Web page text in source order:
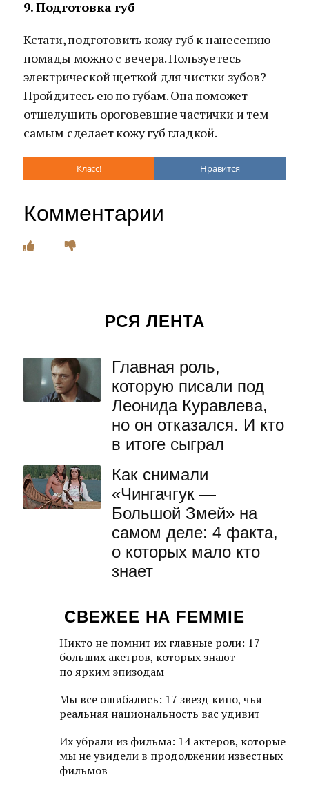
9. Подготовка губ
Кстати, подготовить кожу губ к нанесению
помады можно с вечера. Пользуетесь
электрической щеткой для чистки зубов?
Пройдитесь ею по губам. Она поможет
отшелушить ороговевшие частички и тем
самым сделает кожу губ гладкой.
Класс! Нравится
Комментарии
РСЯ ЛЕНТА
Главная роль,
которую писали под
Леонида Куравлева,
но он отказался. И кто
в итоге сыграл
Как снимали
«Чингачгук —
Большой Змей» на
самом деле: 4 факта,
о которых мало кто
знает
СВЕЖЕЕ НА FEMMIE
Никто не помнит их главные роли: 17
больших акетров, которых знают
по ярким эпизодам
Мы все ошибались: 17 звезд кино, чья
реальная национальность вас удивит
Их убрали из фильма: 14 актеров, которые
мы не увидели в продолжении известных
фильмов